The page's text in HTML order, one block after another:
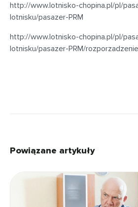
http://www.lotnisko-chopina.pl/pl/
lotnisku/pasazer-PRM
http://www.lotnisko-chopina.pl/pl/
lotnisku/pasazer-PRM/rozporzadzenie
Powiązane artykuły